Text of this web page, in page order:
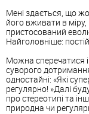
Мені здається, що
його вживати в
пристосований
Найголовніше:
Можна сперечатися
суворого дотримання
одностайні: «Які
регулярно! »Далі
про стереотипі та
природна чи